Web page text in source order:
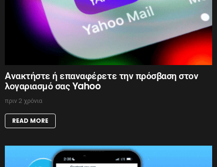
Ανακτήστε ή επαναφέρετε την πρόσβαση στον
λογαριασμό σας Yahoo
πριν 2 χρόνια
READ MORE